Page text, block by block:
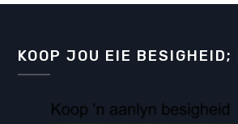
KOOP JOU EIE BESIGHEID;